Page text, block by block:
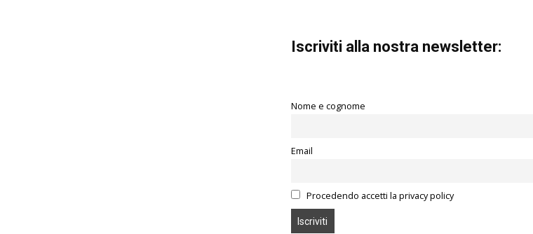
Iscriviti alla nostra newsletter:
Nome e cognome
Email
Procedendo accetti la privacy policy